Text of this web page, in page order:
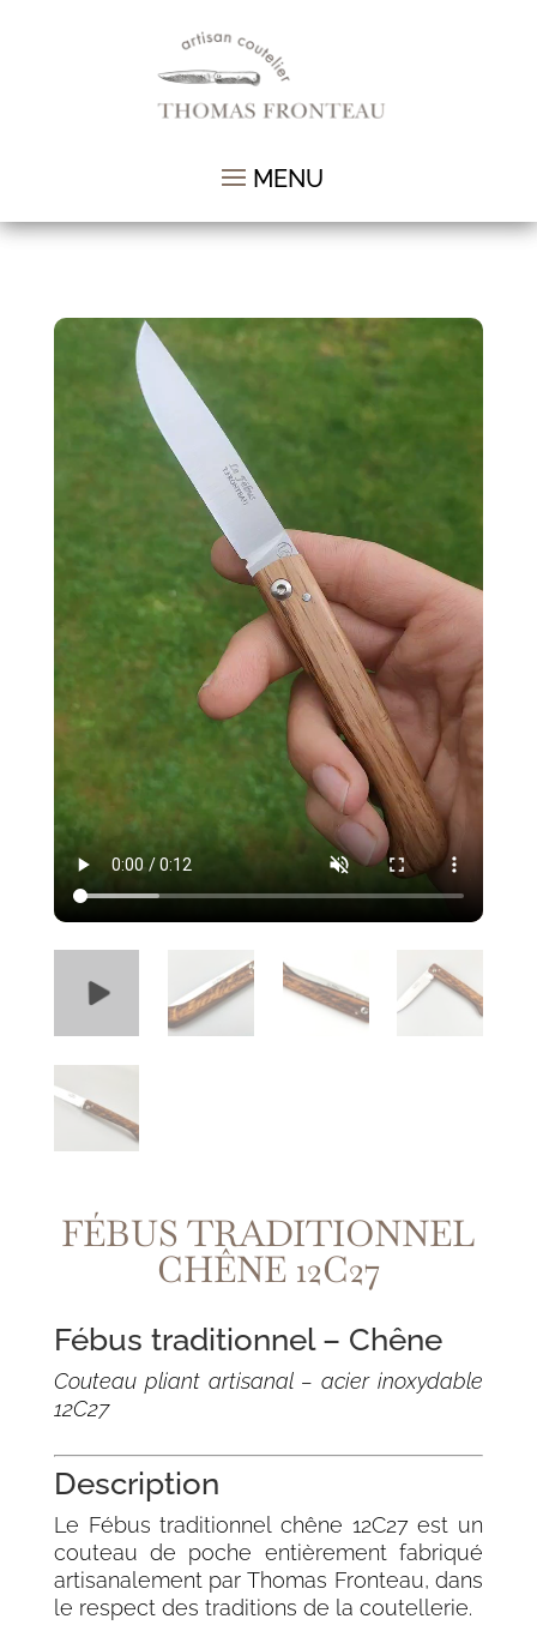
FÉBUS TRADITIONNEL
CHÊNE 12C27
Fébus traditionnel – Chêne
Couteau pliant artisanal – acier inoxydable
12C27
Description
Le Fébus traditionnel chêne 12C27 est un
couteau de poche entièrement fabriqué
artisanalement par Thomas Fronteau, dans
le respect des traditions de la coutellerie.